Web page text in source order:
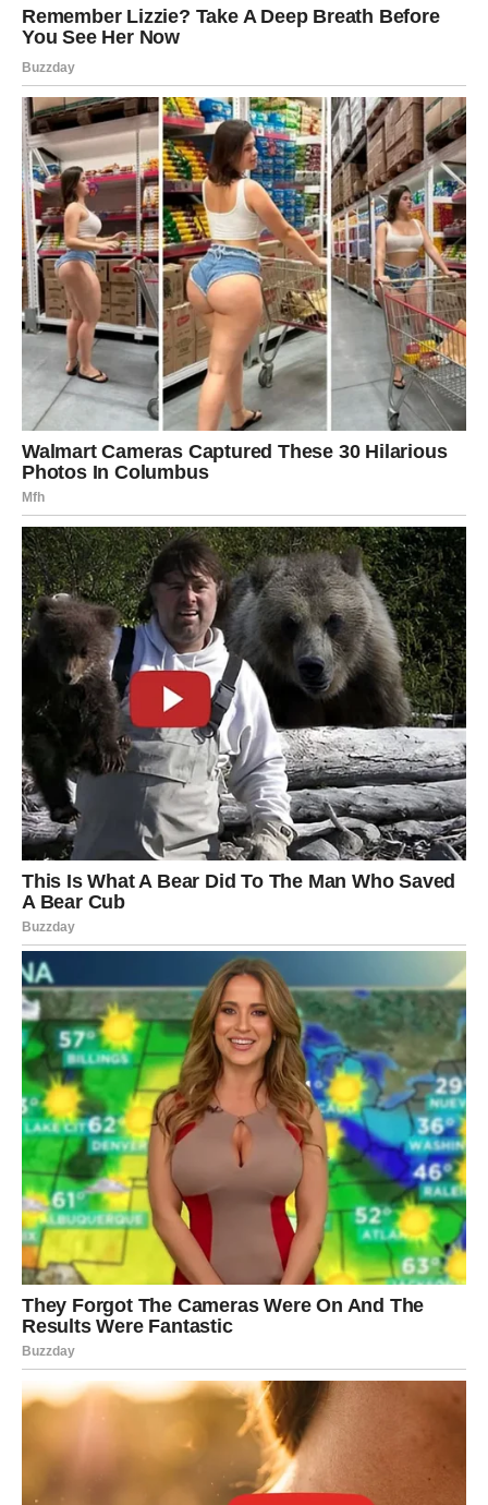
Muškarac koji ne voli izbjegava ozbiljne razgovore. Drži
muškarac koji voli ne boji se pokazati da vas želi u svom
životu dugoročno.
On ne traži stalno izgovore. Ne ostavlja vas u
nesigurnosti. Njegova djela jasno pokazuju da ste mu
važni.
Možda neće biti savršen romantik iz filmova, ali će biti
osoba na koju možete računati. A upravo je to najveći
dokaz ljubavi.
Na kraju, prava ljubav se ne dokazuje skupim poklonima
niti velikim riječima. Dokazuje se pažnjom, prisustvom i
načinom na koji se neko odnosi prema vašem srcu.
Žena koja ima muškarca koji radi ovih pet stvari zaista ima
veliko bogatstvo. Jer danas nije teško pronaći nekoga ko
će reći „volim te“. Teško je pronaći nekoga ko će to
dokazivati svaki dan svojim postupcima.
Zato, ako ste se prepoznale u ovim znakovima, čuvajte
takvu ljubav. Jer muškarac koji iskreno voli ženu danas je
mnogo rjeđi nego što ljudi misle.